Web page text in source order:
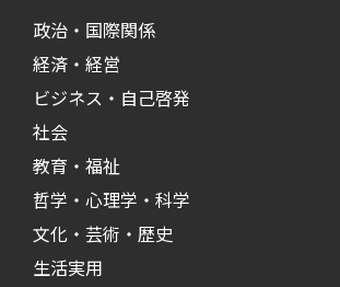
政治・国際関係
経済・経営
ビジネス・自己啓発
社会
教育・福祉
哲学・心理学・科学
文化・芸術・歴史
生活実用